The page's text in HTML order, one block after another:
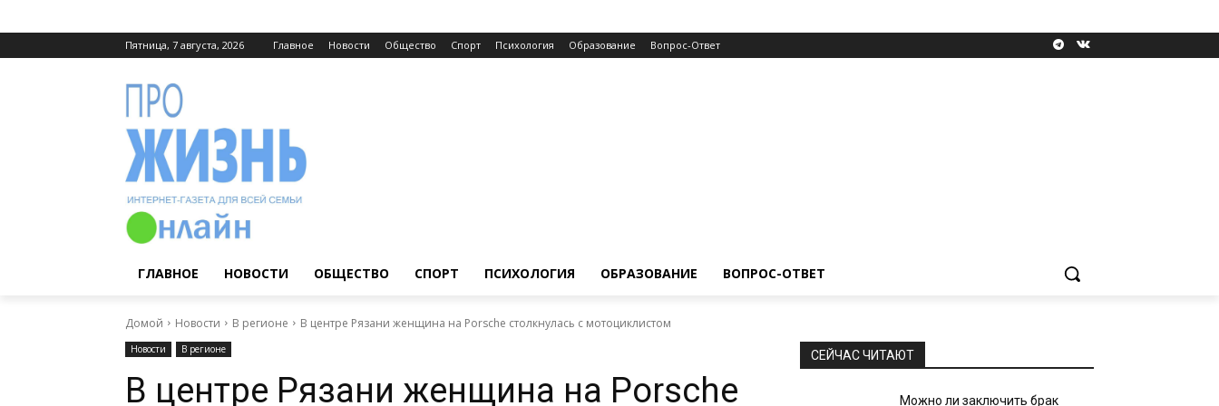
Пятница, 7 августа, 2026 Главное Новости Общество Спорт Психология Образование Вопрос-Ответ
ГЛАВНОЕ НОВОСТИ ОБЩЕСТВО СПОРТ ПСИХОЛОГИЯ ОБРАЗОВАНИЕ ВОПРОС-ОТВЕТ
Домой Новости В регионе В центре Рязани женщина на Porsche столкнулась с мотоциклистом
Новости В регионе
В центре Рязани женщина на Porsche
СЕЙЧАС ЧИТАЮТ
Можно ли заключить брак